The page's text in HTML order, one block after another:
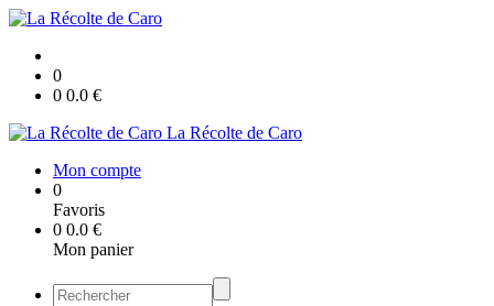
0
0 0.0 €
La Récolte de Caro
Mon compte
0
Favoris
0 0.0 €
Mon panier